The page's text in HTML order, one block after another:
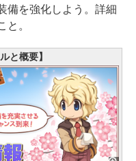
備を強化しよう。詳細
と。
と概要】